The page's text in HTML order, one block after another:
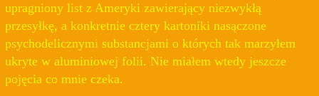
upragniony list z Ameryki zawierający niezwykłą
przesyłkę, a konkretnie cztery kartoniki nasączone
psychodelicznymi substancjami o których tak marzyłem
ukryte w aluminiowej folii. Nie miałem wtedy jeszcze
pojęcia co mnie czeka.